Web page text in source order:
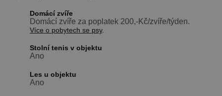
Domácí zvíře
Domácí zvíře za poplatek 200,-Kč/zvíře/týden.
Více o pobytech se psy.
Stolní tenis v objektu
Ano
Les u objektu
Ano